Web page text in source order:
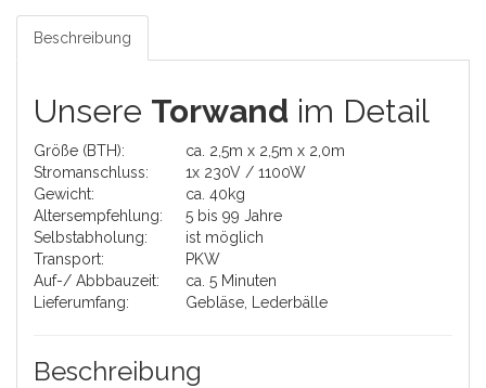
Beschreibung
Unsere Torwand im Detail
Größe (BTH):
ca. 2,5m x 2,5m x 2,0m
Stromanschluss:
1x 230V / 1100W
Gewicht:
ca. 40kg
Altersempfehlung:
5 bis 99 Jahre
Selbstabholung:
ist möglich
Transport:
PKW
Auf-/ Abbbauzeit: ca. 5 Minuten
Lieferumfang:
Gebläse, Lederbälle
Beschreibung